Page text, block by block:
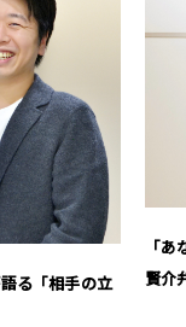
る「相手の立
「
賢介